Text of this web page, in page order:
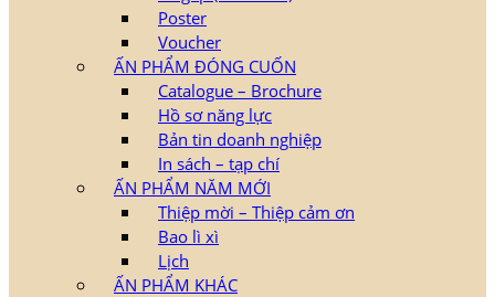
Poster
Voucher
ẤN PHẨM ĐÓNG CUỐN
Catalogue – Brochure
Hồ sơ năng lực
Bản tin doanh nghiệp
In sách – tạp chí
ẤN PHẨM NĂM MỚI
Thiệp mời – Thiệp cảm ơn
Bao lì xì
Lịch
ẤN PHẨM KHÁC